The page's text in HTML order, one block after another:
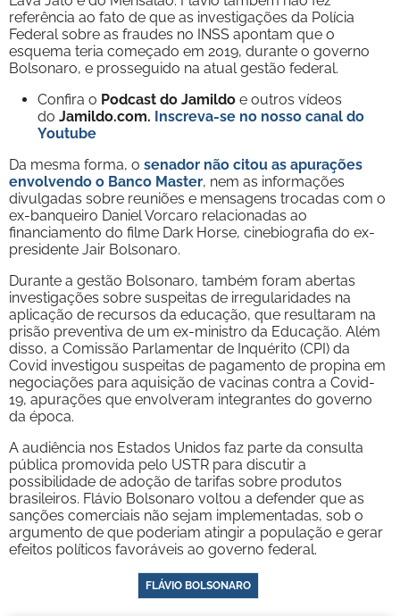
referência ao fato de que as investigações da Polícia
Federal sobre as fraudes no INSS apontam que o
esquema teria começado em 2019, durante o governo
Bolsonaro, e prosseguido na atual gestão federal.
Confira o Podcast do Jamildo e outros vídeos
do Jamildo.com. Inscreva-se no nosso canal do
Youtube
Da mesma forma, o senador não citou as apurações
envolvendo o Banco Master, nem as informações
divulgadas sobre reuniões e mensagens trocadas com o
ex-banqueiro Daniel Vorcaro relacionadas ao
financiamento do filme Dark Horse, cinebiografia do ex-
presidente Jair Bolsonaro.
Durante a gestão Bolsonaro, também foram abertas
investigações sobre suspeitas de irregularidades na
aplicação de recursos da educação, que resultaram na
prisão preventiva de um ex-ministro da Educação. Além
disso, a Comissão Parlamentar de Inquérito (CPI) da
Covid investigou suspeitas de pagamento de propina em
negociações para aquisição de vacinas contra a Covid-
19, apurações que envolveram integrantes do governo
da época.
A audiência nos Estados Unidos faz parte da consulta
pública promovida pelo USTR para discutir a
possibilidade de adoção de tarifas sobre produtos
brasileiros. Flávio Bolsonaro voltou a defender que as
sanções comerciais não sejam implementadas, sob o
argumento de que poderiam atingir a população e gerar
efeitos políticos favoráveis ao governo federal.
FLÁVIO BOLSONARO